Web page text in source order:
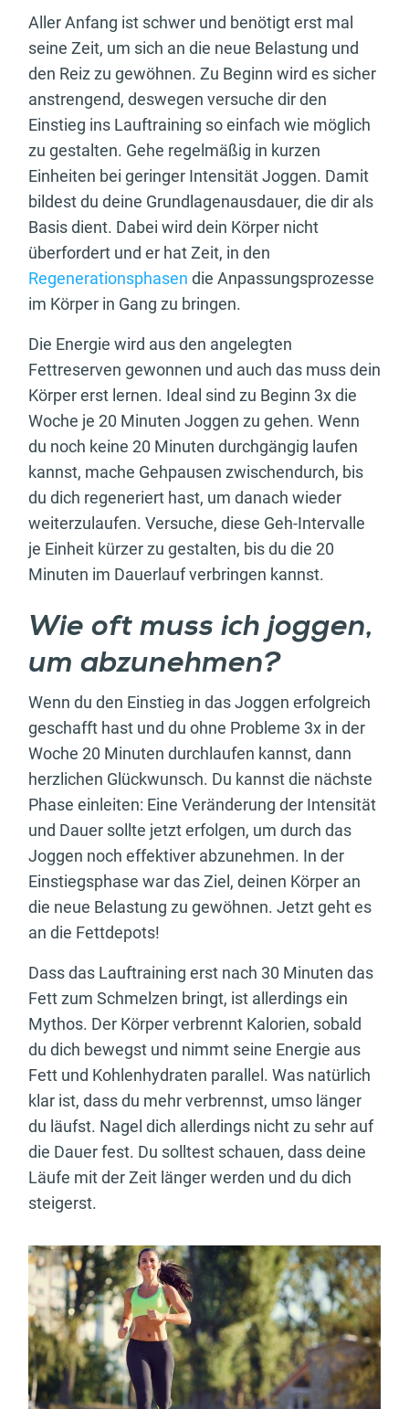
Aller Anfang ist schwer und benötigt erst mal
seine Zeit, um sich an die neue Belastung und
den Reiz zu gewöhnen. Zu Beginn wird es sicher
anstrengend, deswegen versuche dir den
Einstieg ins Lauftraining so einfach wie möglich
zu gestalten. Gehe regelmäßig in kurzen
Einheiten bei geringer Intensität Joggen. Damit
bildest du deine Grundlagenausdauer, die dir als
Basis dient. Dabei wird dein Körper nicht
überfordert und er hat Zeit, in den
Regenerationsphasen die Anpassungsprozesse
im Körper in Gang zu bringen.
Die Energie wird aus den angelegten
Fettreserven gewonnen und auch das muss dein
Körper erst lernen. Ideal sind zu Beginn 3x die
Woche je 20 Minuten Joggen zu gehen. Wenn
du noch keine 20 Minuten durchgängig laufen
kannst, mache Gehpausen zwischendurch, bis
du dich regeneriert hast, um danach wieder
weiterzulaufen. Versuche, diese Geh-Intervalle
je Einheit kürzer zu gestalten, bis du die 20
Minuten im Dauerlauf verbringen kannst.
Wie oft muss ich joggen,
um abzunehmen?
Wenn du den Einstieg in das Joggen erfolgreich
geschafft hast und du ohne Probleme 3x in der
Woche 20 Minuten durchlaufen kannst, dann
herzlichen Glückwunsch. Du kannst die nächste
Phase einleiten: Eine Veränderung der Intensität
und Dauer sollte jetzt erfolgen, um durch das
Joggen noch effektiver abzunehmen. In der
Einstiegsphase war das Ziel, deinen Körper an
die neue Belastung zu gewöhnen. Jetzt geht es
an die Fettdepots!
Dass das Lauftraining erst nach 30 Minuten das
Fett zum Schmelzen bringt, ist allerdings ein
Mythos. Der Körper verbrennt Kalorien, sobald
du dich bewegst und nimmt seine Energie aus
Fett und Kohlenhydraten parallel. Was natürlich
klar ist, dass du mehr verbrennst, umso länger
du läufst. Nagel dich allerdings nicht zu sehr auf
die Dauer fest. Du solltest schauen, dass deine
Läufe mit der Zeit länger werden und du dich
steigerst.